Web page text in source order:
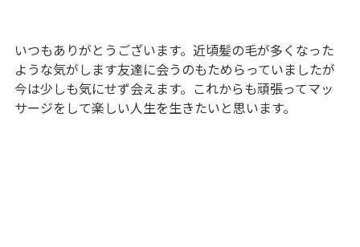
いつもありがとうございます。近頃髪の毛が多くなった
ような気がします友達に会うのもためらっていましたが
今は少しも気にせず会えます。これからも頑張ってマッ
サージをして楽しい人生を生きたいと思います。